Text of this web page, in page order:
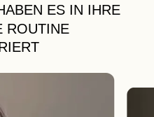
ES IN IHRE
ROUTINE